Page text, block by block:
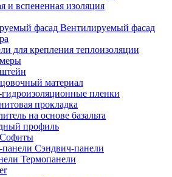
и вспененная изоляция
Вентилируемый фасад
для крепления теплоизоляции
материал
пленки
прокладка
на основе базальта
профиль
Софиты
Сэндвич-панели
Термопанели